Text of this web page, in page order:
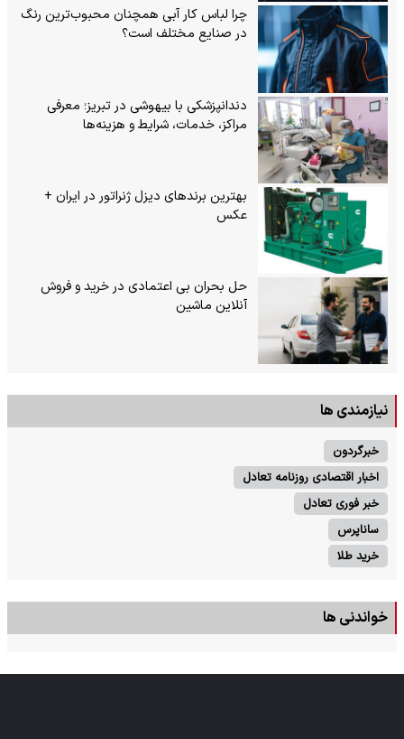
چرا لباس کار آبی همچنان محبوب‌ترین رنگ
در صنایع مختلف است؟
دندانپزشکی با بیهوشی در تبریز؛ معرفی
مراکز، خدمات، شرایط و هزینه‌ها
بهترین برندهای دیزل ژنراتور در ایران +
عکس
حل بحران بی‌ اعتمادی در خرید و فروش
آنلاین ماشین
نیازمندی ها
خبرگردون
اخبار اقتصادی روزنامه تعادل
خبر فوری تعادل
ساناپرس
خرید طلا
خواندنی ها